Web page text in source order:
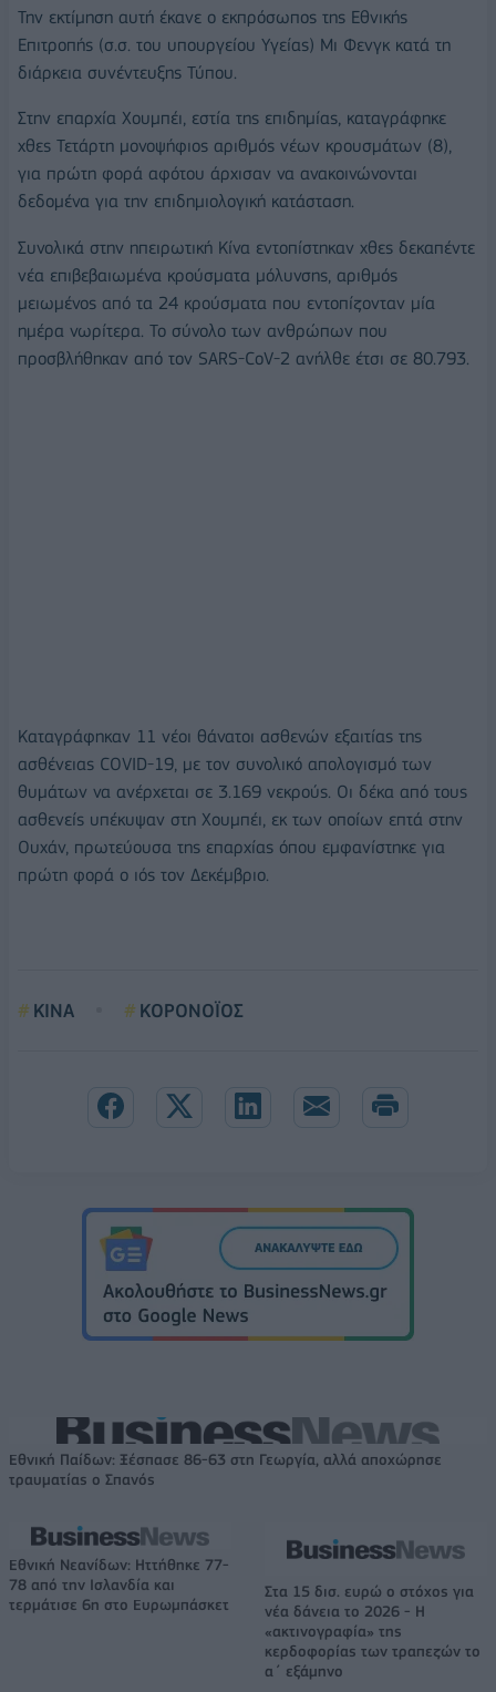
Την εκτίμηση αυτή έκανε ο εκπρόσωπος της Εθνικής
Επιτροπής (σ.σ. του υπουργείου Υγείας) Μι Φενγκ κατά τη
διάρκεια συνέντευξης Τύπου.
Στην επαρχία Χουμπέι, εστία της επιδημίας, καταγράφηκε
χθες Τετάρτη μονοψήφιος αριθμός νέων κρουσμάτων (8),
για πρώτη φορά αφότου άρχισαν να ανακοινώνονται
δεδομένα για την επιδημιολογική κατάσταση.
Συνολικά στην ηπειρωτική Κίνα εντοπίστηκαν χθες δεκαπέντε
νέα επιβεβαιωμένα κρούσματα μόλυνσης, αριθμός
μειωμένος από τα 24 κρούσματα που εντοπίζονταν μία
ημέρα νωρίτερα. Το σύνολο των ανθρώπων που
προσβλήθηκαν από τον SARS-CoV-2 ανήλθε έτσι σε 80.793.
Καταγράφηκαν 11 νέοι θάνατοι ασθενών εξαιτίας της
ασθένειας COVID-19, με τον συνολικό απολογισμό των
θυμάτων να ανέρχεται σε 3.169 νεκρούς. Οι δέκα από τους
ασθενείς υπέκυψαν στη Χουμπέι, εκ των οποίων επτά στην
Ουχάν, πρωτεύουσα της επαρχίας όπου εμφανίστηκε για
πρώτη φορά ο ιός τον Δεκέμβριο.
ΚΙΝΑ ΚΟΡΟΝΟΪΟΣ
Εθνική Παίδων: Ξέσπασε 86-63 στη Γεωργία, αλλά αποχώρησε
τραυματίας ο Σπανός
Εθνική Νεανίδων: Ηττήθηκε 77-
78 από την Ισλανδία και
τερμάτισε 6η στο Ευρωμπάσκετ
Στα 15 δισ. ευρώ ο στόχος για
νέα δάνεια το 2026 - Η
«ακτινογραφία» της
κερδοφορίας των τραπεζών το
α΄ εξάμηνο